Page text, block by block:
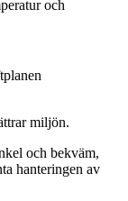
och
miljön.
och bekväm,
hanteringen av